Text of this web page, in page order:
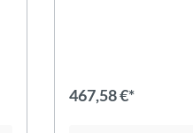
467,58 €*